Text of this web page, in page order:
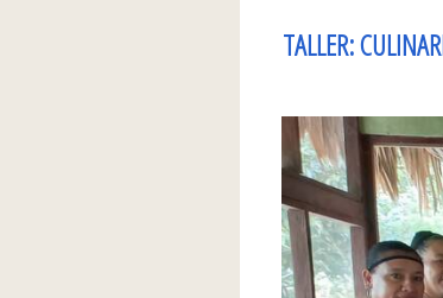
TALLER: